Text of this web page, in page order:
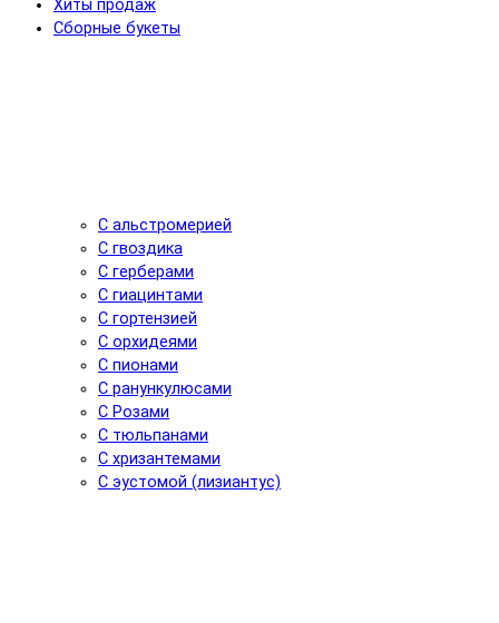
Хиты продаж
Сборные букеты
С альстромерией
С гвоздика
С герберами
С гиацинтами
С гортензией
С орхидеями
С пионами
С ранункулюсами
С Розами
С тюльпанами
С хризантемами
С эустомой (лизиантус)